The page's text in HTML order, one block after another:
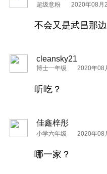
超级意粉 2020年08月
不会又是武昌那
cleansky21
博士一年级 2020年08
听吃？
佳鑫梓彤
小学六年级 2020年08
哪一家？